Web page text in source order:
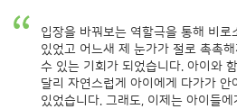
입장을 바꿔보는 역할극을 통해 비
있었고 어느새 제 눈가가 절로 촉촉
수 있는 기회가 되었습니다. 아이와
달리 자연스럽게 아이에게 다가가
있었습니다. 그래도, 이제는 아이들